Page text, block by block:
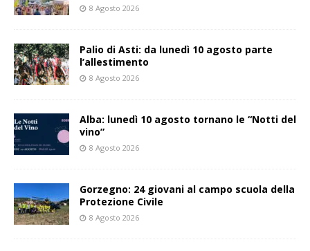
8 Agosto 2026
Palio di Asti: da lunedì 10 agosto parte
l’allestimento
8 Agosto 2026
Alba: lunedì 10 agosto tornano le “Notti del
vino”
8 Agosto 2026
Gorzegno: 24 giovani al campo scuola della
Protezione Civile
8 Agosto 2026